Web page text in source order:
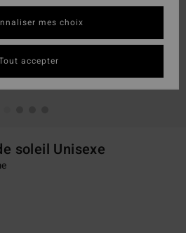
soleil Unisexe
mes choix
accepter